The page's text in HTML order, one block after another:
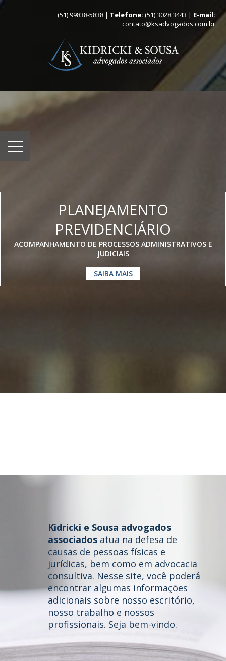
(51) 99838-5838 | Telefone: (51) 3028.3443 | E-mail:
contato@ksadvogados.com.br
Home
Quem somos
Áreas de Atuação
PLANEJAMENTO
PREVIDENCIÁRIO
ACOMPANHAMENTO DE PROCESSOS ADMINISTRATIVOS E
JUDICIAIS
SAIBA MAIS
Kidricki e Sousa advogados
associadosatua na defesa de
causas de pessoas físicas e
jurídicas, bem como em advocacia
consultiva. Nesse site, você poderá
encontrar algumas informações
adicionais sobre nosso escritório,
nosso trabalho e nossos
profissionais. Seja bem-vindo.